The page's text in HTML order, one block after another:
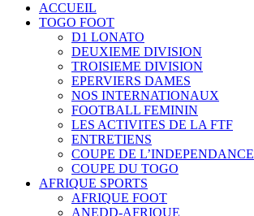
ACCUEIL
TOGO FOOT
D1 LONATO
DEUXIEME DIVISION
TROISIEME DIVISION
EPERVIERS DAMES
NOS INTERNATIONAUX
FOOTBALL FEMININ
LES ACTIVITES DE LA FTF
ENTRETIENS
COUPE DE L’INDEPENDANCE
COUPE DU TOGO
AFRIQUE SPORTS
AFRIQUE FOOT
ANEDD-AFRIQUE